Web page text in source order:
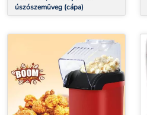
úszószemüveg (cápa)